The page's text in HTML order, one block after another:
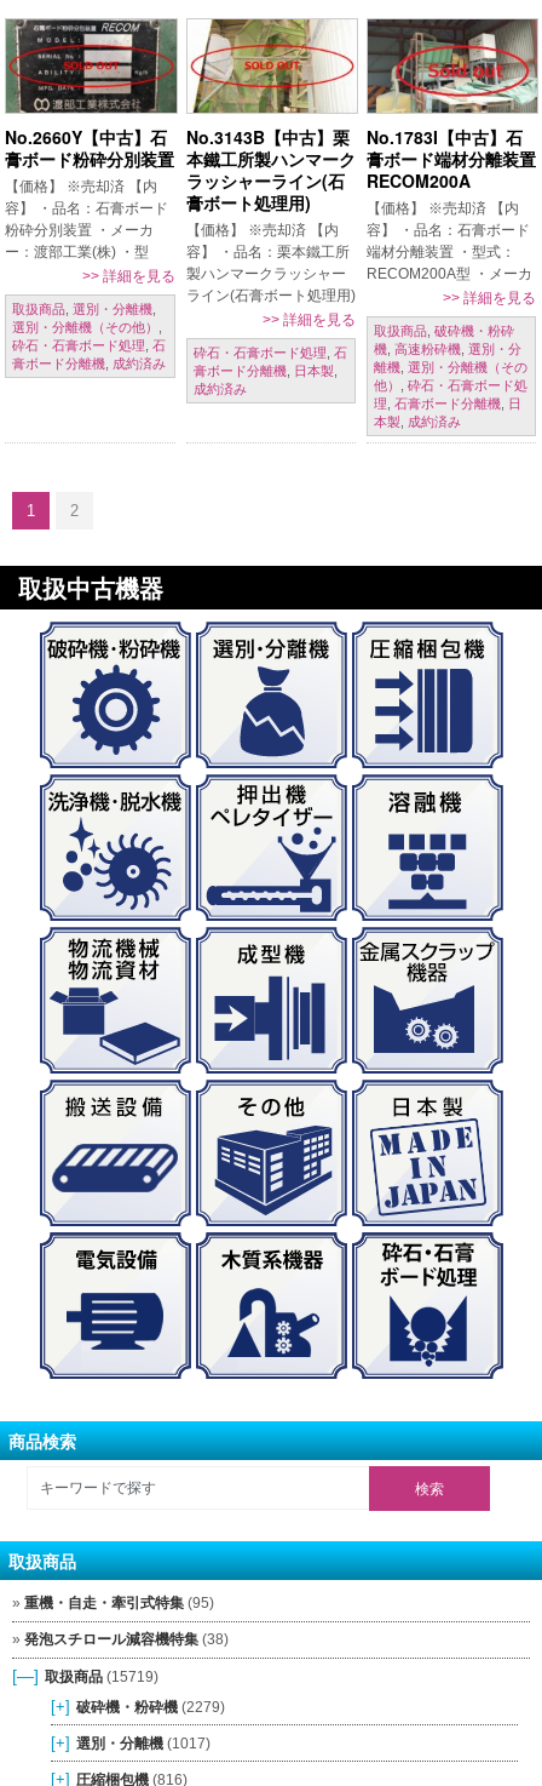
No.2660Y【中古】石
膏ボード粉砕分別装置
【価格】 ※売却済 【内
容】 ・品名：石膏ボード
粉砕分別装置 ・メーカ
ー：渡部工業(株) ・型
式：RECOM-300A ・年
式：2000年(平成12年) ・
処理量：1,000㎏/h 【条
件】 現状置き場渡し 【掲
載日】 […]
>> 詳細を見る
取扱商品 ,選別・分離機
選別・分離機（その他）
砕石・石膏ボード処理 ,石
膏ボード分離機 成約済み
No.3143B【中古】栗
本鐵工所製ハンマーク
ラッシャーライン(石
膏ボート処理用)
【価格】 ※売却済 【内
容】 ・品名：栗本鐵工所
製ハンマークラッシャー
ライン(石膏ボート処理用)
・メーカー：栗本鐵工所
・年式：1972年 ・処理
物：以前は石膏ボートを
処理していました。 ・ラ
イン構成：コンベア、破
>> 詳細を見る
砕石・石膏ボード処理 石
膏ボード分離機, 日本製,
成約済み
No.1783I【中古】石
膏ボード端材分離装置
RECOM200A
【価格】 ※売却済 【内
容】 ・品名：石膏ボード
端材分離装置 ・型式：
RECOM200A型 ・メーカ
ー：渡部工業㈱（販売：
チヨダセラ㈱） ・年式：
H11年 ・処理能力：500
㎏/h（カタログスペッ
ク） ・電動機：3.7k […]
>> 詳細を見る
取扱商品, 破砕機・粉砕
機, 高速粉砕機, 選別・分
離機, 選別・分離機（その
他）
砕石・石膏ボード処
理 石膏ボード分離機,
日
本製, 成約済み
1 2
取扱中古機器
商品検索
取扱商品
重機・自走・牽引式特集 (95)
発泡スチロール減容機特集 (38)
[—] 取扱商品 (15719)
[+] 破砕機・粉砕機 (2279)
[+] 選別・分離機 (1017)
[+] 圧縮梱包機 (816)